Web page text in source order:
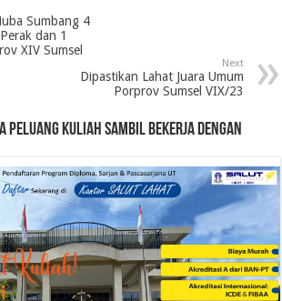
Sumbang 4
dan 1
XIV Sumsel
Next
Dipastikan Lahat Juara Umum
Porprov Sumsel VIX/23
PELUANG KULIAH SAMBIL BEKERJA DENGAN